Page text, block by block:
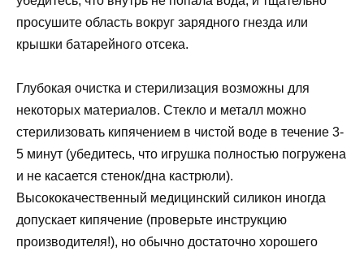
просушите область вокруг зарядного гнезда или
крышки батарейного отсека.
Глубокая очистка и стерилизация возможны для
некоторых материалов. Стекло и металл можно
стерилизовать кипячением в чистой воде в течение 3-
5 минут (убедитесь, что игрушка полностью погружена
и не касается стенок/дна кастрюли).
Высококачественный медицинский силикон иногда
допускает кипячение (проверьте инструкцию
производителя!), но обычно достаточно хорошего